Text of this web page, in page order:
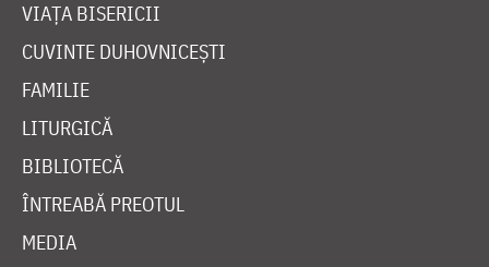
VIAȚA BISERICII
CUVINTE DUHOVNICEȘTI
FAMILIE
LITURGICĂ
BIBLIOTECĂ
ÎNTREABĂ PREOTUL
MEDIA